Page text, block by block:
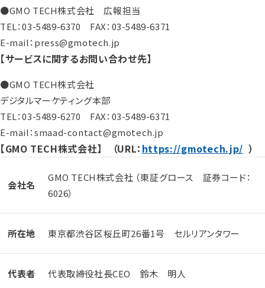
●GMO TECH株式会社 広報担当
TEL：03-5489-6370 FAX：03-5489-6371
E-mail：press@gmotech.jp
【サービスに関するお問い合わせ先】
●GMO TECH株式会社
デジタルマーケティング本部
TEL：03-5489-6270 FAX：03-5489-6371
E-mail：smaad-contact@gmotech.jp
【GMO TECH株式会社】 （URL： https://gmotech.jp/ ）
会社名
GMO TECH株式会社 （東証グロース 証券コード：
6026）
所在地 東京都渋谷区桜丘町26番1号 セルリアンタワー
代表者 代表取締役社長CEO 鈴木 明人